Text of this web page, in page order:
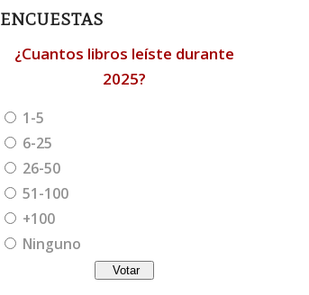
ENCUESTAS
¿Cuantos libros leíste durante
2025?
1-5
6-25
26-50
51-100
+100
Ninguno